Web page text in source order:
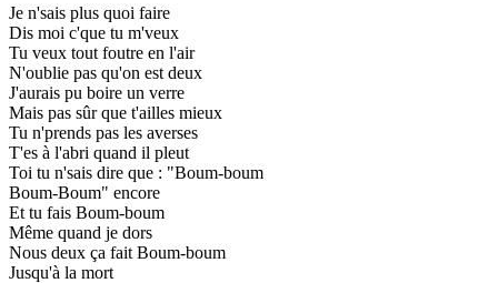
Je n'sais plus quoi faire
Dis moi c'que tu m'veux
Tu veux tout foutre en l'air
N'oublie pas qu'on est deux
J'aurais pu boire un verre
Mais pas sûr que t'ailles mieux
Tu n'prends pas les averses
T'es à l'abri quand il pleut
Toi tu n'sais dire que : "Boum-boum
Boum-Boum" encore
Et tu fais Boum-boum
Même quand je dors
Nous deux ça fait Boum-boum
Jusqu'à la mort